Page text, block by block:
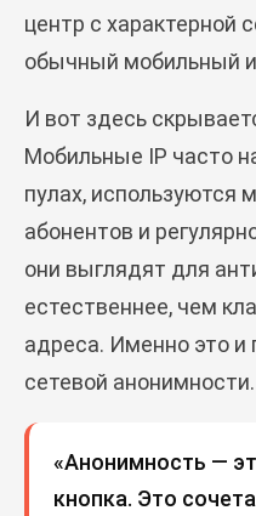
центр с характерной
обычный мобильный
И вот здесь
Мобильные IP часто
пулах, используются
абонентов и
они выглядят для
естественнее, чем
адреса. Именно это
сетевой анонимности.
«Анонимность —
кнопка. Это